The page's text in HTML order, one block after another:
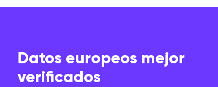
Datos europeos mejor
verificados